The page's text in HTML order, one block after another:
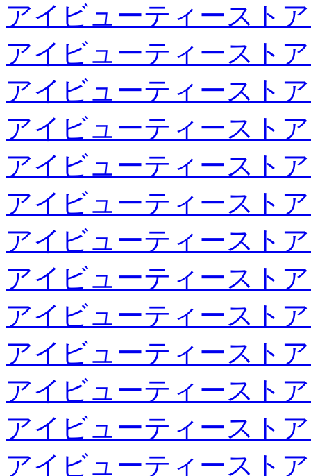
アイビューティースト
アイビューティースト
アイビューティースト
アイビューティースト
アイビューティースト
アイビューティースト
アイビューティースト
アイビューティースト
アイビューティースト
アイビューティースト
アイビューティースト
アイビューティースト
アイビューティースト